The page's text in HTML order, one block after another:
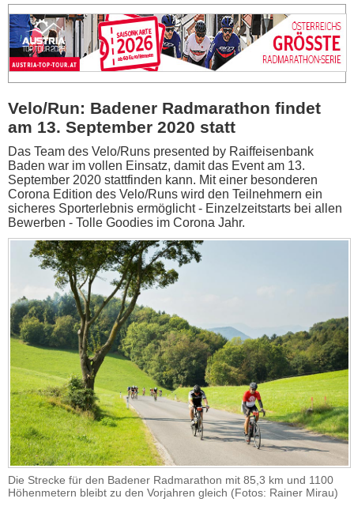
Velo/Run: Badener Radmarathon findet
am 13. September 2020 statt
Das Team des Velo/Runs presented by Raiffeisenbank
Baden war im vollen Einsatz, damit das Event am 13.
September 2020 stattfinden kann. Mit einer besonderen
Corona Edition des Velo/Runs wird den Teilnehmern ein
sicheres Sporterlebnis ermöglicht - Einzelzeitstarts bei allen
Bewerben - Tolle Goodies im Corona Jahr.
Die Strecke für den Badener Radmarathon mit 85,3 km und 1100
Höhenmetern bleibt zu den Vorjahren gleich (Fotos: Rainer Mirau)